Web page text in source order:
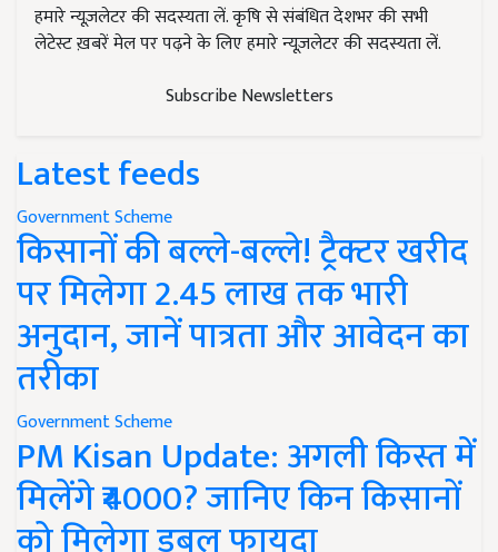
हमारे न्यूज़लेटर की सदस्यता लें. कृषि से संबंधित देशभर की सभी
लेटेस्ट ख़बरें मेल पर पढ़ने के लिए हमारे न्यूज़लेटर की सदस्यता लें.
Subscribe Newsletters
Latest feeds
Government Scheme
किसानों की बल्ले-बल्ले! ट्रैक्टर खरीद
पर मिलेगा 2.45 लाख तक भारी
अनुदान, जानें पात्रता और आवेदन का
तरीका
Government Scheme
PM Kisan Update: अगली किस्त में
मिलेंगे ₹4000? जानिए किन किसानों